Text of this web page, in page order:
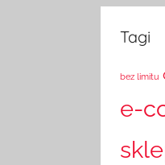
Tagi
bez limitu
e-